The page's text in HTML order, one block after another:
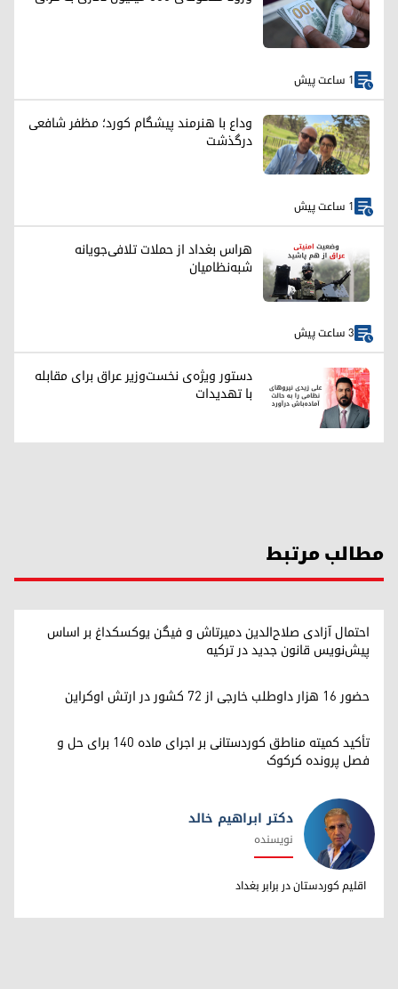
1 ساعت پیش
وداع با هنرمند پیشگام کورد؛ مظفر شافعی
درگذشت
1 ساعت پیش
هراس بغداد از حملات تلافی‌جویانه
شبه‌نظامیان
3 ساعت پیش
دستور ویژه‌ی نخست‌وزیر عراق برای مقابله
با تهدیدات
مطالب مرتبط
احتمال آزادی صلاح‌الدین دمیرتاش و فیگن یوکسکداغ بر اساس
پیش‌نویس قانون جدید در ترکیه
حضور ۱۶ هزار داوطلب خارجی از ۷۲ کشور در ارتش اوکراین
تأکید کمیته مناطق کوردستانی بر اجرای ماده ۱۴۰ برای حل و
فصل پرونده کرکوک
دکتر ابراهیم خالد
دکتر ابراهیم خالد
نویسنده
اقلیم کوردستان در برابر بغداد